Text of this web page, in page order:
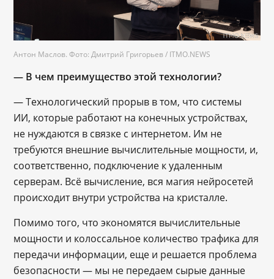
Антон Маслов. Фото: Дмитрий Григорьев / ITMO.NEWS
— В чем преимущество этой технологии?
― Технологический прорыв в том, что системы
ИИ, которые работают на конечных устройствах,
не нуждаются в связке с интернетом. Им не
требуются внешние вычислительные мощности, и,
соответственно, подключение к удаленным
серверам. Всё вычисление, вся магия нейросетей
происходит внутри устройства на кристалле.
Помимо того, что экономятся вычислительные
мощности и колоссальное количество трафика для
передачи информации, еще и решается проблема
безопасности — мы не передаем сырые данные